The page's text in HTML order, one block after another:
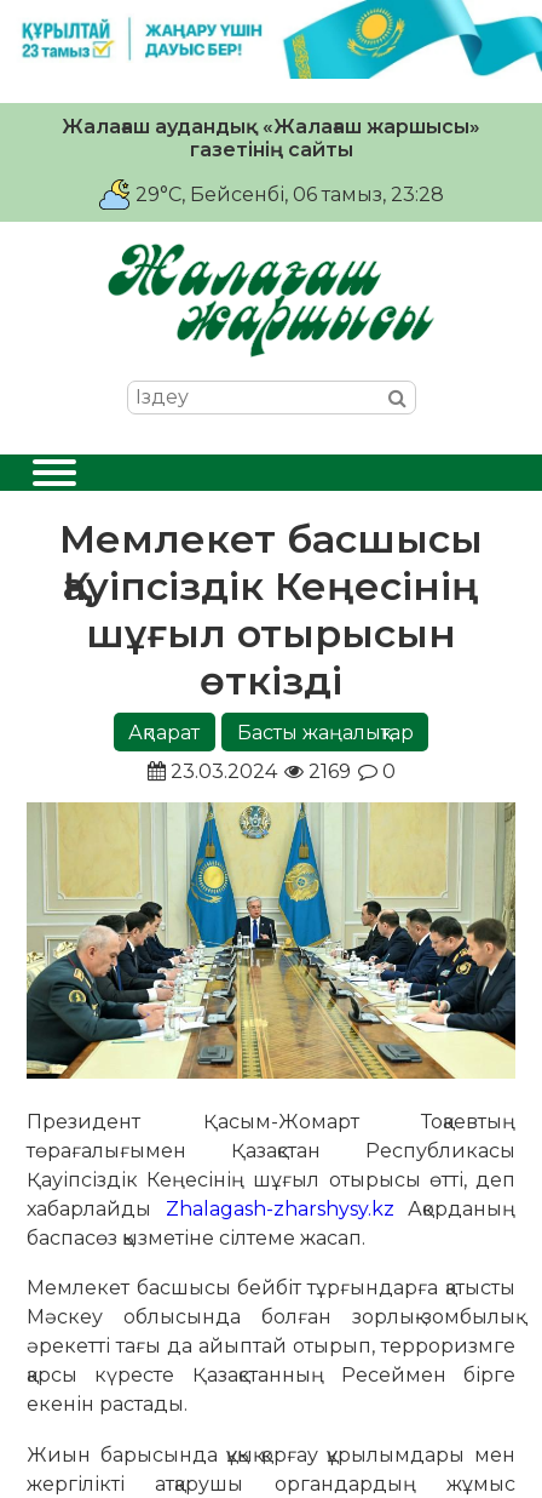
Жалағаш аудандық «Жалағаш жаршысы»
газетінің сайты
29°C, Бейсенбі, 06 тамыз, 23:28
Мемлекет басшысы
Қауіпсіздік Кеңесінің
шұғыл отырысын
өткізді
Ақпарат
Басты жаңалықтар
23.03.2024
2169 0
Президент Қасым-Жомарт Тоқаевтың
төрағалығымен Қазақстан Республикасы
Қауіпсіздік Кеңесінің шұғыл отырысы өтті, деп
хабарлайды Zhalagash-zharshysy.kz Ақорданың
баспасөз қызметіне сілтеме жасап.
Мемлекет басшысы бейбіт тұрғындарға қатысты
Мәскеу облысында болған зорлық-зомбылық
әрекетті тағы да айыптай отырып, терроризмге
қарсы күресте Қазақстанның Ресеймен бірге
екенін растады.
Жиын барысында құқық қорғау құрылымдары мен
жергілікті атқарушы органдардың жұмыс